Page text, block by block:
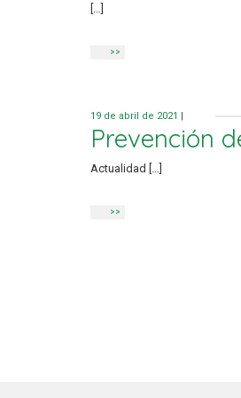
[…]
>>
19 de abril de 2021 |
Prevención
Actualidad […]
>>